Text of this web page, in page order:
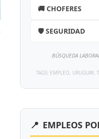
🚚 CHOFERES
🛡️ SEGURIDAD
BÚSQUEDA
TAGS: EMPLEO, URUGUAY,
📍 EMPLEOS